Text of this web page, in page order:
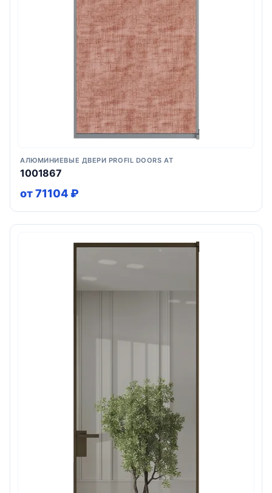
АЛЮМИНИЕВЫЕ ДВЕРИ PROFIL DOORS AT
1001867
от 71104 ₽